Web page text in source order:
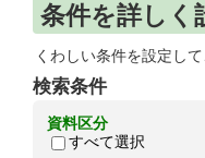
条件を詳しく
くわしい条件を設定し
検索条件
資料区分
すべて選択